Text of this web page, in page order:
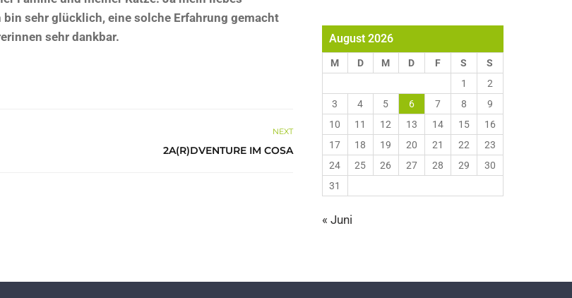
sehr glücklich, eine solche Erfahrung gemacht
sehr dankbar.
NEXT
2A(R)DVENTURE IM COSA
August 2026
M D M D F S
S
1
2
3
4 5 6 7 8
9
10
11 12 13 14 15
16
17
18 19 20 21 22
23
24
25 26 27 28 29
30
31
« Juni